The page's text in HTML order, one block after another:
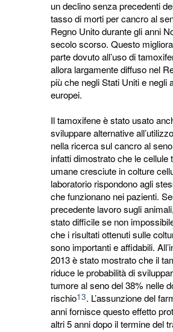
un declino senza precedenti
tasso di morti per cancro al
Regno Unito durante gli anni
secolo scorso. Questo
parte dovuto all’uso di
allora largamente diffuso nel
più che negli Stati Uniti e negli
europei.
Il tamoxifene è stato usato
sviluppare alternative
nella ricerca sul cancro al
infatti dimostrato che le cellule
umane cresciute in colture
laboratorio rispondono agli
che funzionano nei pazienti.
precedente lavoro sugli
stato difficile se non
che i risultati ottenuti sulle
sono importanti e affidabili.
2013 è stato mostrato che il
riduce le probabilità di
tumore al seno del 38% nelle
rischio13. L’assunzione del
anni fornisce questo effetto
altri 5 anni dopo il termine del